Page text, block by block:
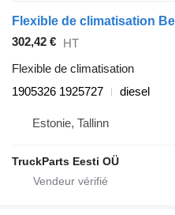
302,42 € HT
Flexible de climatisation
1905326 1925727
diesel
Estonie, Tallinn
TruckParts Eesti OÜ